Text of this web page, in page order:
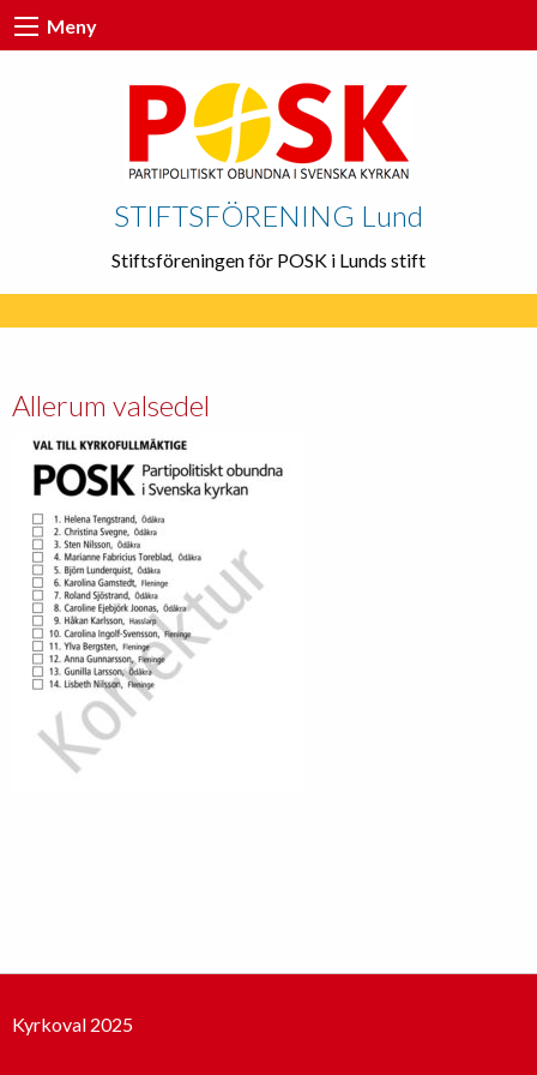
Meny
STIFTSFÖRENING Lund
Stiftsföreningen för POSK i Lunds stift
Allerum valsedel
Kyrkoval 2025